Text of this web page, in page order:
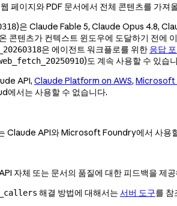
페이지와 PDF 문서에서 전체 콘텐츠를 가져
)은 Claude Fable 5, Claude Opus 4.8,
콘텐츠가 컨텍스트 윈도우에 도달하기 전에
은 에이전트 워크플로를 위한 응답
)도 계속 사용할 수 있습
API, Claude Platform on AWS, Microsoft
서는 사용할 수 없습니다.
Claude API와 Microsoft Foundry에서 사
자체 또는 문서의 품질에 대한 피드백을 제
해결 방법에 대해서는 서버 도구를 참